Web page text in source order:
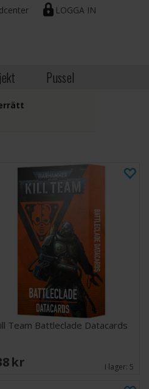
LOGGA IN
Pussel
Team Battleclade Datacards
SEK I lager: 5